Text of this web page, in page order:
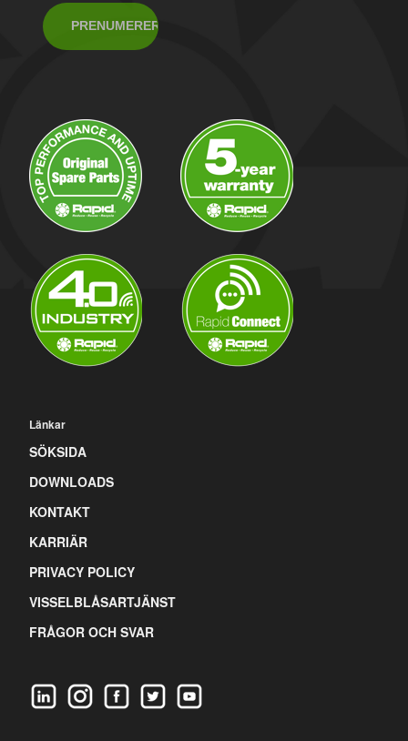
Länkar
SÖKSIDA
DOWNLOADS
KONTAKT
KARRIÄR
PRIVACY POLICY
VISSELBLÅSARTJÄNST
FRÅGOR OCH SVAR